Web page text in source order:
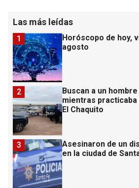
Las más leídas
Horóscopo de hoy,
agosto
1
Buscan a un
mientras
El Chaquito
2
Asesinaron de un
en la ciudad de
3